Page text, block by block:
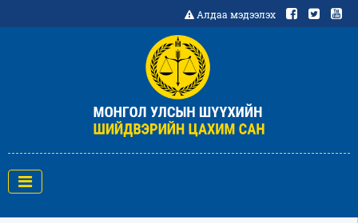
Алдаа мэдээлэх